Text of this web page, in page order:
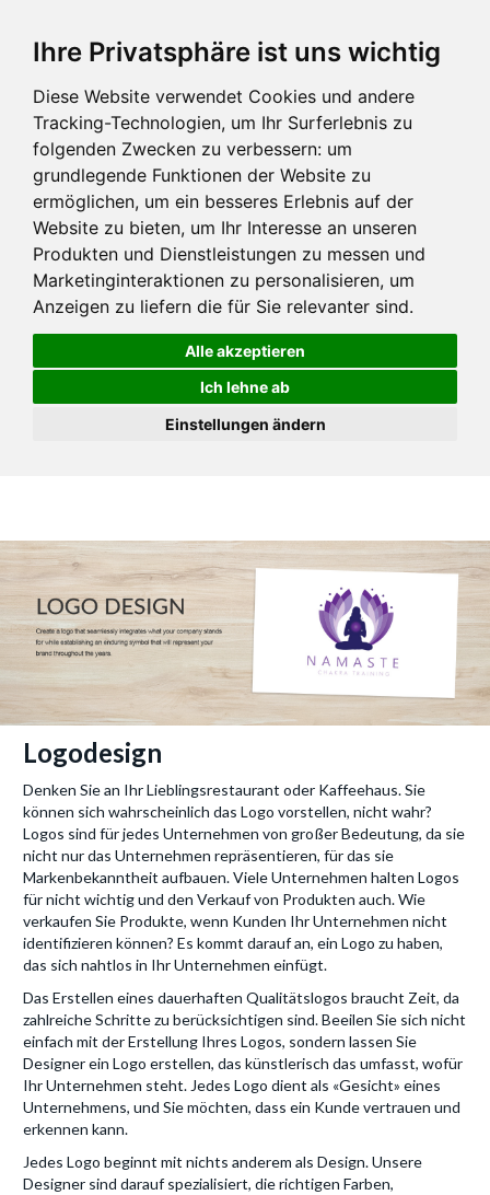
Ihre Privatsphäre ist uns wichtig
Diese Website verwendet Cookies und andere
Tracking-Technologien, um Ihr Surferlebnis zu
folgenden Zwecken zu verbessern: um
grundlegende Funktionen der Website zu
ermöglichen, um ein besseres Erlebnis auf der
Website zu bieten, um Ihr Interesse an unseren
Produkten und Dienstleistungen zu messen und
Marketinginteraktionen zu personalisieren, um
Anzeigen zu liefern die für Sie relevanter sind.
Alle akzeptieren
Ich lehne ab
Einstellungen ändern
Logodesign
Denken Sie an Ihr Lieblingsrestaurant oder Kaffeehaus. Sie
können sich wahrscheinlich das Logo vorstellen, nicht wahr?
Logos sind für jedes Unternehmen von großer Bedeutung, da sie
nicht nur das Unternehmen repräsentieren, für das sie
Markenbekanntheit aufbauen. Viele Unternehmen halten Logos
für nicht wichtig und den Verkauf von Produkten auch. Wie
verkaufen Sie Produkte, wenn Kunden Ihr Unternehmen nicht
identifizieren können? Es kommt darauf an, ein Logo zu haben,
das sich nahtlos in Ihr Unternehmen einfügt.
Das Erstellen eines dauerhaften Qualitätslogos braucht Zeit, da
zahlreiche Schritte zu berücksichtigen sind. Beeilen Sie sich nicht
einfach mit der Erstellung Ihres Logos, sondern lassen Sie
Designer ein Logo erstellen, das künstlerisch das umfasst, wofür
Ihr Unternehmen steht. Jedes Logo dient als «Gesicht» eines
Unternehmens, und Sie möchten, dass ein Kunde vertrauen und
erkennen kann.
Jedes Logo beginnt mit nichts anderem als Design. Unsere
Designer sind darauf spezialisiert, die richtigen Farben,